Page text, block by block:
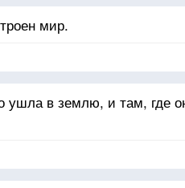
мир.
ушла в землю, и там, где